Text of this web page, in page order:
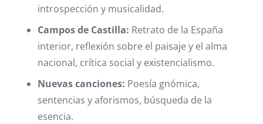
introspección y musicalidad.
Campos de Castilla: Retrato de la España
interior, reflexión sobre el paisaje y el alma
nacional, crítica social y existencialismo.
Nuevas canciones: Poesía gnómica,
sentencias y aforismos, búsqueda de la
esencia.